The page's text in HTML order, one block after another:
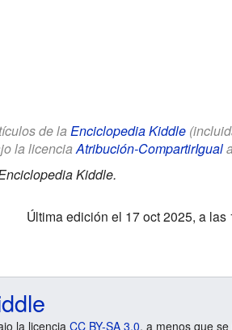
de la Enciclopedia Kiddle
la licenciaAtribución-CompartirIgual
Kiddle.
Última edición el 17 oct 2025, a las
la licencia CC BY-SA 3.0, a menos que